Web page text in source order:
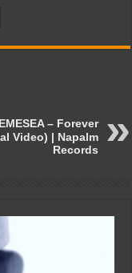
– Forever
Video) | Napalm
Records